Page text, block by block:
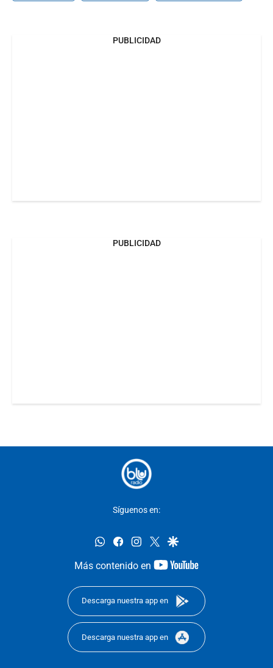
PUBLICIDAD
PUBLICIDAD
Síguenos en:
whatsappfacebookinstagram
twittergoogle
Más contenido en
youtube-
Descarga nuestra app en
Descarga nuestra app en